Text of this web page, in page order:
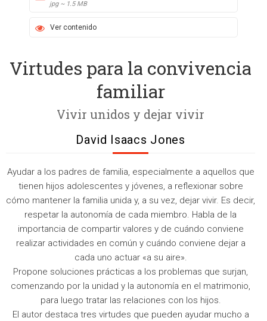
jpg ~ 1.5 MB
Ver contenido
Virtudes para la convivencia
familiar
Vivir unidos y dejar vivir
David Isaacs Jones
Ayudar a los padres de familia, especialmente a aquellos que
tienen hijos adolescentes y jóvenes, a reflexionar sobre
cómo mantener la familia unida y, a su vez, dejar vivir. Es decir,
respetar la autonomía de cada miembro. Habla de la
importancia de compartir valores y de cuándo conviene
realizar actividades en común y cuándo conviene dejar a
cada uno actuar «a su aire».
Propone soluciones prácticas a los problemas que surjan,
comenzando por la unidad y la autonomía en el matrimonio,
para luego tratar las relaciones con los hijos.
El autor destaca tres virtudes que pueden ayudar mucho a